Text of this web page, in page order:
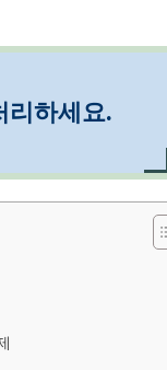
리하세요.